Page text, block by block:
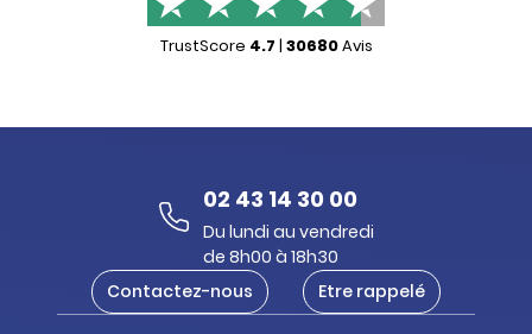
TrustScore 4.7 | 30680Avis
02 43 14 30 00
Du lundi au vendredi
de 8h00 à 18h30
Contactez-nous
Etre rappelé